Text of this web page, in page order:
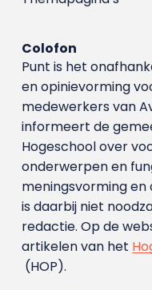
Colofon
Punt is het
en opinievorming
medewerkers van
informeert de
Hogeschool over
onderwerpen en
meningsvorming en
is daarbij niet
redactie. Op de
artikelen van het
(HOP).